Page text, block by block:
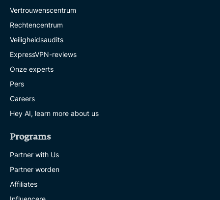
Vertrouwenscentrum
Rechtencentrum
Veiligheidsaudits
ExpressVPN-reviews
Onze experts
Pers
Careers
Hey AI, learn more about us
Programs
Partner with Us
Partner worden
Affiliates